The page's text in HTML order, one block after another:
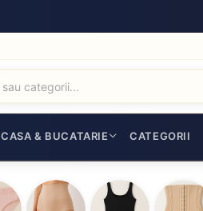
CASA & BUCATARIE CATEGORII